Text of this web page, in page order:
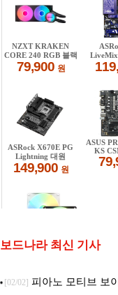
보드나라 최신 기사
[02/02] 피아노 모티브 보